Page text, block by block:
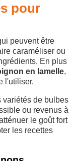
pour
peuvent être
caraméliser ou
En plus
en lamelle,
l'utiliser.
variétés de bulbes
ou revenus à
le goût fort
les recettes